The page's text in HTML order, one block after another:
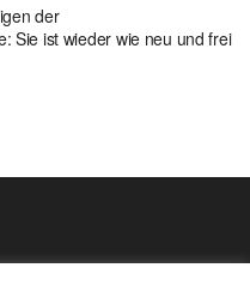
der
Sie ist wieder wie neu und frei